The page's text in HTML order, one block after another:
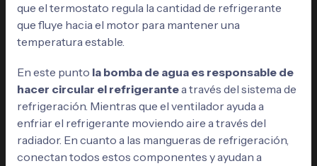
que el termostato regula la cantidad de refrigerante
que fluye hacia el motor para mantener una
temperatura estable.
En este punto la bomba de agua es responsable de
hacer circular el refrigerantea través del sistema de
refrigeración. Mientras que el ventilador ayuda a
enfriar el refrigerante moviendo aire a través del
radiador. En cuanto a las mangueras de refrigeración,
conectan todos estos componentes y ayudan a